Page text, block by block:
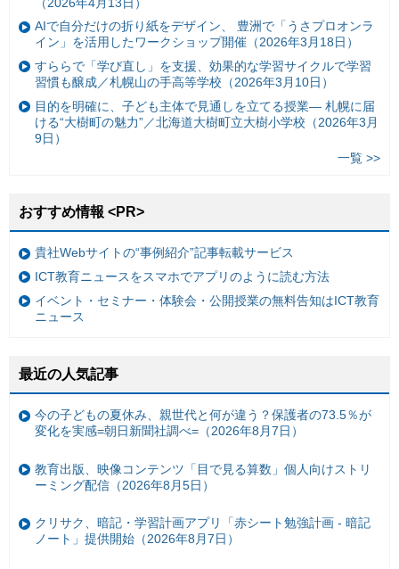
AIで自分だけの折り紙をデザイン、 豊洲で「うさプロオンラ
イン」を活用したワークショップ開催（2026年3月18日）
すららで「学び直し」を支援、効果的な学習サイクルで学習
習慣も醸成／札幌山の手高等学校（2026年3月10日）
目的を明確に、子ども主体で見通しを立てる授業— 札幌に届
ける“大樹町の魅力”／北海道大樹町立大樹小学校（2026年3月
9日）
一覧 >>
おすすめ情報 <PR>
貴社Webサイトの“事例紹介”記事転載サービス
ICT教育ニュースをスマホでアプリのように読む方法
イベント・セミナー・体験会・公開授業の無料告知はICT教育
ニュース
最近の人気記事
今の子どもの夏休み、親世代と何が違う？保護者の73.5％が
変化を実感=朝日新聞社調べ=（2026年8月7日）
教育出版、映像コンテンツ「目で見る算数」個人向けストリ
ーミング配信（2026年8月5日）
クリサク、暗記・学習計画アプリ「赤シート勉強計画 - 暗記
ノート」提供開始（2026年8月7日）